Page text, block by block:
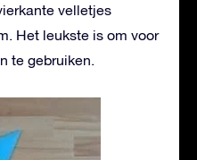
velletjes
Het leukste is om voor
te gebruiken.